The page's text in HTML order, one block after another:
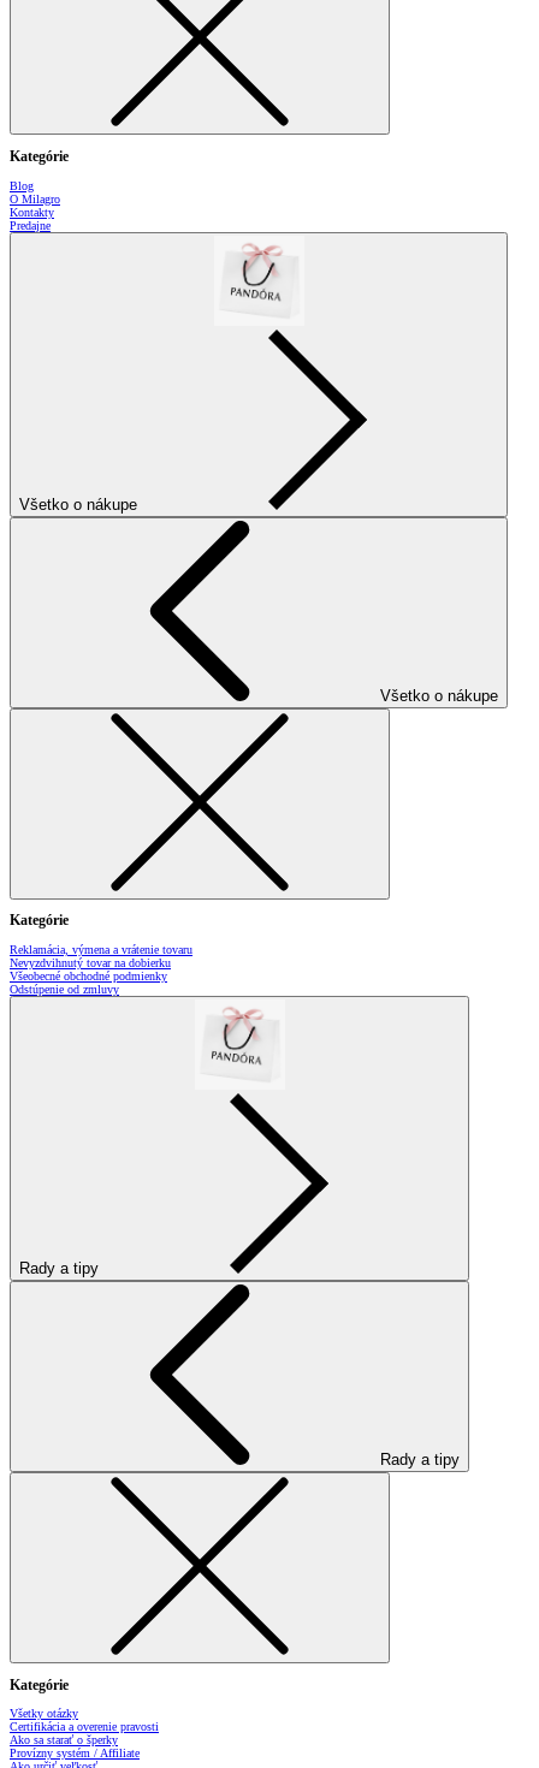
Kategórie
Blog
O Milagro
Kontakty
Predajne
Všetko o nákupe
Všetko o nákupe
Kategórie
Reklamácia, výmena a vrátenie tovaru
Nevyzdvihnutý tovar na dobierku
Všeobecné obchodné podmienky
Odstúpenie od zmluvy
Rady a tipy
Rady a tipy
Kategórie
Všetky otázky
Certifikácia a overenie pravosti
Ako sa starať o šperky
Provízny systém / Affiliate